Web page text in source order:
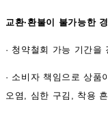
교환·환불이 불가능한
· 청약철회 가능 기간을
· 소비자 책임으로 상품
오염, 심한 구김, 착용